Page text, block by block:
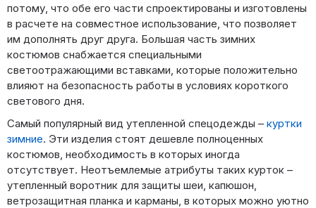
потому, что обе его части спроектированы и изготовлены
в расчете на совместное использование, что позволяет
им дополнять друг друга. Большая часть зимних
костюмов снабжается специальными
светоотражающими вставками, которые положительно
влияют на безопасность работы в условиях короткого
светового дня.
Самый популярный вид утепленной спецодежды – куртки
зимние. Эти изделия стоят дешевле полноценных
костюмов, необходимость в которых иногда
отсутствует. Неотъемлемые атрибуты таких курток –
утепленный воротник для защиты шеи, капюшон,
ветрозащитная планка и карманы, в которых можно уютно